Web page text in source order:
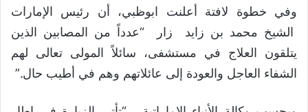
وفي خطوة لافتة أعلنت ابوظبي، أن رئيس الإمارات
الشيخ محمد بن زايد زار “عدداً من المصابين الذين
يتلقون العلاج في مستشفى، سائلاً المولى تعالى لهم
الشفاء العاجل والعودة إلى عائلاتهم وهم في أطيب حال.”